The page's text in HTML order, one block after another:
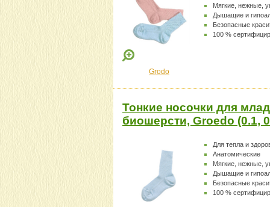
Мягкие, нежные,
Дышащие и
Безопасные
100 %
Grodo
Тонкие носочки для
биошерсти, Groedo (0.1,
Для тепла и
Анатомические
Мягкие, нежные,
Дышащие и
Безопасные
100 %